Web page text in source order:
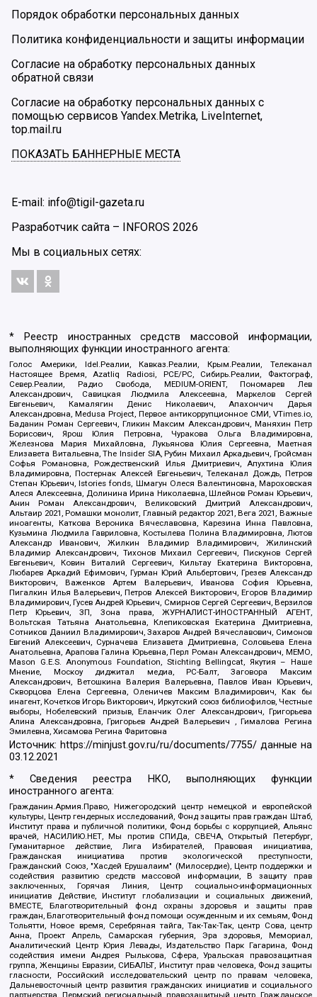
Порядок обработки персональных данных
Политика конфиденциальности и защиты информации
Согласие на обработку персональных данных
обратной связи
Согласие на обработку персональных данных с
помощью сервисов Yandex.Metrika, LiveInternet,
top.mail.ru
ПОКАЗАТЬ БАННЕРНЫЕ МЕСТА
E-mail: info@tigil-gazeta.ru
Разработчик сайта –
INFOROS 2026
Мы в социальных сетях:
* Реестр иностранных средств массовой информации,
выполняющих функции иностранного агента:
Голос Америки, Idel.Реалии, Кавказ.Реалии, Крым.Реалии, Телеканал
Настоящее Время, Azatliq Radiosi, PCE/PC, Сибирь.Реалии, Фактограф,
Север.Реалии, Радио Свобода, MEDIUM-ORIENT, Пономарев Лев
Александрович, Савицкая Людмила Алексеевна, Маркелов Сергей
Евгеньевич, Камалягин Денис Николаевич, Апахончич Дарья
Александровна, Medusa Project, Первое антикоррупционное СМИ, VTimes.io,
Баданин Роман Сергеевич, Гликин Максим Александрович, Маняхин Петр
Борисович, Ярош Юлия Петровна, Чуракова Ольга Владимировна,
Железнова Мария Михайловна, Лукьянова Юлия Сергеевна, Маетная
Елизавета Витальевна, The Insider SIA, Рубин Михаил Аркадьевич, Гройсман
Софья Романовна, Рождественский Илья Дмитриевич, Апухтина Юлия
Владимировна, Постернак Алексей Евгеньевич, Телеканал Дождь, Петров
Степан Юрьевич, Istories fonds, Шмагун Олеся Валентиновна, Мароховская
Алеся Алексеевна, Долинина Ирина Николаевна, Шлейнов Роман Юрьевич,
Анин Роман Александрович, Великовский Дмитрий Александрович,
Альтаир 2021, Ромашки монолит, Главный редактор 2021, Вега 2021, Важные
иноагенты, Каткова Вероника Вячеславовна, Карезина Инна Павловна,
Кузьмина Людмила Гавриловна, Костылева Полина Владимировна, Лютов
Александр Иванович, Жилкин Владимир Владимирович, Жилинский
Владимир Александрович, Тихонов Михаил Сергеевич, Пискунов Сергей
Евгеньевич, Ковин Виталий Сергеевич, Кильтау Екатерина Викторовна,
Любарев Аркадий Ефимович, Гурман Юрий Альбертович, Грезев Александр
Викторович, Важенков Артем Валерьевич, Иванова София Юрьевна,
Пигалкин Илья Валерьевич, Петров Алексей Викторович, Егоров Владимир
Владимирович, Гусев Андрей Юрьевич, Смирнов Сергей Сергеевич, Верзилов
Петр Юрьевич, ЗП, Зона права, ЖУРНАЛИСТ-ИНОСТРАННЫЙ АГЕНТ,
Вольтская Татьяна Анатольевна, Клепиковская Екатерина Дмитриевна,
Сотников Даниил Владимирович, Захаров Андрей Вячеславович, Симонов
Евгений Алексеевич, Сурначева Елизавета Дмитриевна, Соловьева Елена
Анатольевна, Арапова Галина Юрьевна, Перл Роман Александрович, МЕМО,
Mason G.E.S. Anonymous Foundation, Stichting Bellingcat, Якутия – Наше
Мнение, Москоу диджитал медиа, РС-Балт, Заговора Максим
Александрович, Ветошкина Валерия Валерьевна, Павлов Иван Юрьевич,
Скворцова Елена Сергеевна, Оленичев Максим Владимирович, Как бы
инагент, Кочетков Игорь Викторович, Иркутский союз библиофилов, Честные
выборы, Нобелевский призыв, Еланчик Олег Александрович, Григорьева
Алина Александровна, Григорьев Андрей Валерьевич , Гималова Регина
Эмилевна, Хисамова Регина Фаритовна
Источник: https://minjust.gov.ru/ru/documents/7755/ данные на
03.12.2021
* Сведения реестра НКО, выполняющих функции
иностранного агента:
Гражданин.Армия.Право, Нижегородский центр немецкой и европейской
культуры, Центр гендерных исследований, Фонд защиты прав граждан Штаб,
Институт права и публичной политики, Фонд борьбы с коррупцией, Альянс
врачей, НАСИЛИЮ.НЕТ, Мы против СПИДа, СВЕЧА, Открытый Петербург,
Гуманитарное действие, Лига Избирателей, Правовая инициатива,
Гражданская инициатива против экологической преступности,
Гражданский Союз, "Хасдей Ерушалаим" (Милосердие), Центр поддержки и
содействия развитию средств массовой информации, В защиту прав
заключенных, Горячая Линия, Центр социально-информационных
инициатив Действие, Институт глобализации и социальных движений,
ВМЕСТЕ, Благотворительный фонд охраны здоровья и защиты прав
граждан, Благотворительный фонд помощи осужденным и их семьям, Фонд
Тольятти, Новое время, Серебряная тайга, Так-Так-Так, центр Сова, центр
Анна, Проект Апрель, Самарская губерния, Эра здоровья, Мемориал,
Аналитический Центр Юрия Левады, Издательство Парк Гагарина, Фонд
содействия имени Андрея Рылькова, Сфера, Уральская правозащитная
группа, Женщины Евразии, СИБАЛЬТ, Институт прав человека, Фонд защиты
гласности, Российский исследовательский центр по правам человека,
Дальневосточный центр развития гражданских инициатив и социального
партнерства, Пермский региональный правозащитный центр, Гражданское